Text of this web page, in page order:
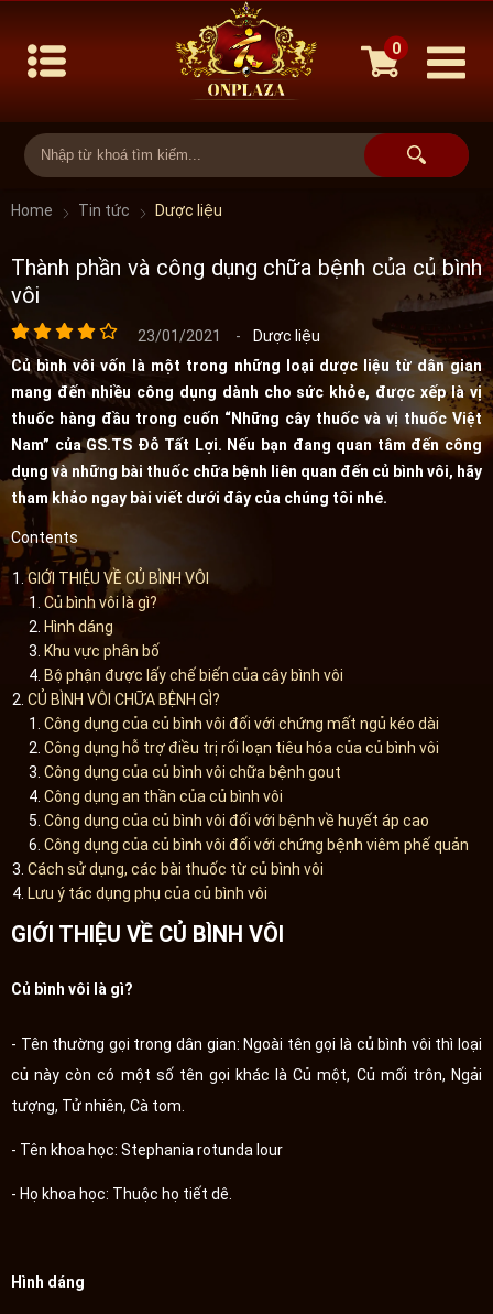
0
Home Tin tức Dược liệu
Thành phần và công dụng chữa bệnh của củ bình
vôi
23/01/2021 -
Dược liệu
Củ bình vôi vốn là một trong những loại dược liệu từ dân gian
mang đến nhiều công dụng dành cho sức khỏe, được xếp là vị
thuốc hàng đầu trong cuốn “Những cây thuốc và vị thuốc Việt
Nam” của GS.TS Đỗ Tất Lợi. Nếu bạn đang quan tâm đến công
dụng và những bài thuốc chữa bệnh liên quan đến củ bình vôi, hãy
tham khảo ngay bài viết dưới đây của chúng tôi nhé.
Contents
GIỚI THIỆU VỀ CỦ BÌNH VÔI
Củ bình vôi là gì?
Hình dáng
Khu vực phân bố
Bộ phận được lấy chế biến của cây bình vôi
CỦ BÌNH VÔI CHỮA BỆNH GÌ?
Công dụng của củ bình vôi đối với chứng mất ngủ kéo dài
Công dụng hỗ trợ điều trị rối loạn tiêu hóa của củ bình vôi
Công dụng của củ bình vôi chữa bệnh gout
Công dụng an thần của củ bình vôi
Công dụng của củ bình vôi đối với bệnh về huyết áp cao
Công dụng của củ bình vôi đối với chứng bệnh viêm phế quản
Cách sử dụng, các bài thuốc từ củ bình vôi
Lưu ý tác dụng phụ của củ bình vôi
GIỚI THIỆU VỀ CỦ BÌNH VÔI
Củ bình vôi là gì?
- Tên thường gọi trong dân gian: Ngoài tên gọi là củ bình vôi thì loại
củ này còn có một số tên gọi khác là Củ một, Củ mối trôn, Ngải
tượng, Tử nhiên, Cà tom.
- Tên khoa học: Stephania rotunda lour
- Họ khoa học: Thuộc họ tiết dê.
Hình dáng